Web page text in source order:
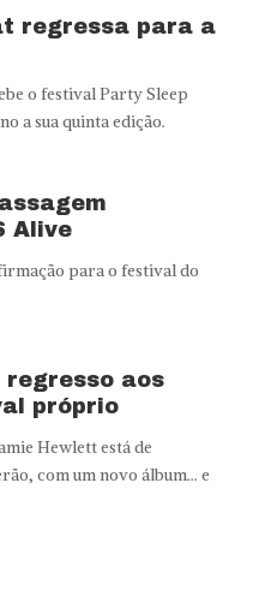
regressa para a
o festival Party Sleep
a sua quinta edição.
Alive
para o festival do
regresso aos
próprio
Hewlett está de
com um novo álbum... e